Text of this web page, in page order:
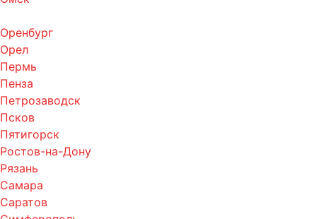
Оренбург
Орел
Пермь
Пенза
Петрозаводск
Псков
Пятигорск
Ростов-на-Дону
Рязань
Самара
Саратов